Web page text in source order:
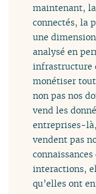
maintenant,
connectés, la
une
analysé en
infrastructure
monétiser
non pas nos
vend les
entreprises-
vendent pas
interactions,
qu’elles ont